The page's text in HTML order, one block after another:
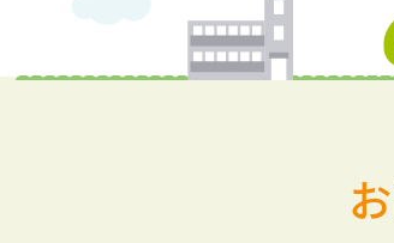
お